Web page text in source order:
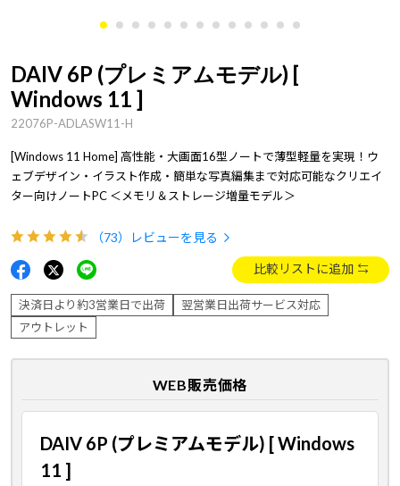
DAIV 6P (プレミアムモデル) [
Windows 11 ]
22076P-ADLASW11-H
[Windows 11 Home] 高性能・大画面16型ノートで薄型軽量を実現！ウ
ェブデザイン・イラスト作成・簡単な写真編集まで対応可能なクリエイ
ター向けノートPC ＜メモリ＆ストレージ増量モデル＞
（73） レビューを見る
比較リストに追加
決済日より約3営業日で出荷
翌営業日出荷サービス対応
アウトレット
WEB販売価格
DAIV 6P (プレミアムモデル) [ Windows
11 ]